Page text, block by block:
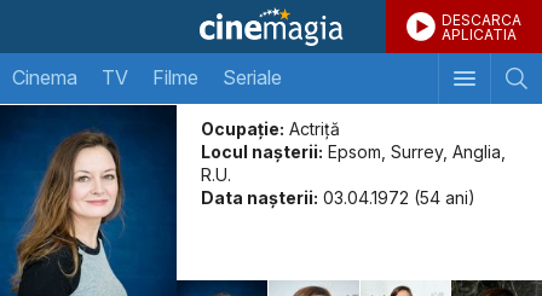
DESCARCA
APLICATIA
Cinema TV Filme Seriale
Ocupație: Actriță
Locul naşterii: Epsom, Surrey, Anglia,
R.U.
Data naşterii: 03.04.1972 (54 ani)